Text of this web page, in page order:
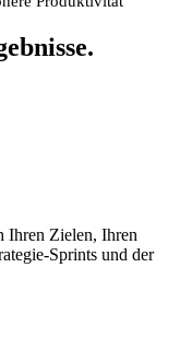
Ihren Zielen, Ihren
Sprints und der